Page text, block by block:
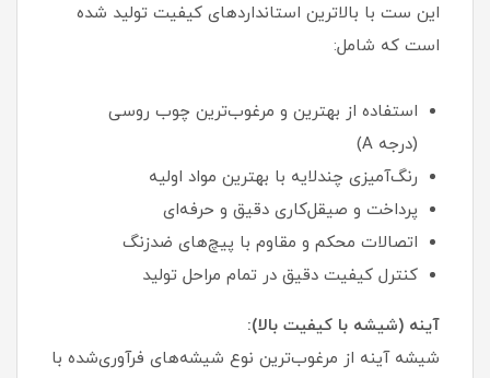
این ست با بالاترین استانداردهای کیفیت تولید شده
است که شامل:
استفاده از بهترین و مرغوب‌ترین چوب روسی
(درجه A)
رنگ‌آمیزی چندلایه با بهترین مواد اولیه
پرداخت و صیقل‌کاری دقیق و حرفه‌ای
اتصالات محکم و مقاوم با پیچ‌های ضدزنگ
کنترل کیفیت دقیق در تمام مراحل تولید
آینه (شیشه با کیفیت بالا):
شیشه آینه از مرغوب‌ترین نوع شیشه‌های فرآوری‌شده با